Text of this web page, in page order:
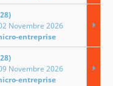
Novembre 2026
entreprise
Novembre 2026
entreprise